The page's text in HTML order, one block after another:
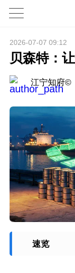
2026-07-07 09:12
贝森特：
江宁知府©
速览